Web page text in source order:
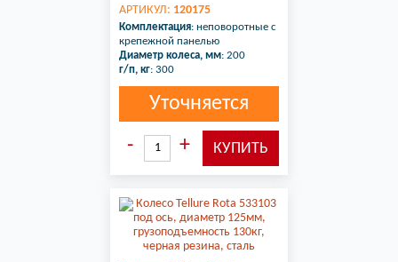
АРТИКУЛ: 120175
Комплектация: неповоротные с
крепежной панелью
Диаметр колеса, мм: 200
г/п, кг: 300
Уточняется